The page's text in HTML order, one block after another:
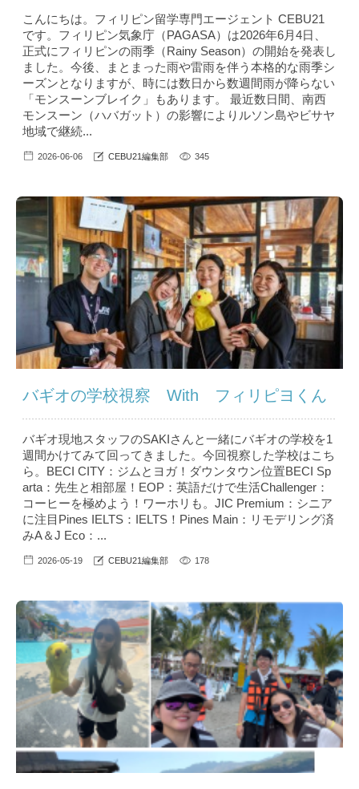
こんにちは。フィリピン留学専門エージェント CEBU21
です。フィリピン気象庁（PAGASA）は2026年6月4日、
正式にフィリピンの雨季（Rainy Season）の開始を発表し
ました。今後、まとまった雨や雷雨を伴う本格的な雨季シ
ーズンとなりますが、時には数日から数週間雨が降らない
「モンスーンブレイク」もあります。 最近数日間、南西
モンスーン（ハバガット）の影響によりルソン島やビサヤ
地域で継続...
2026-06-06 CEBU21編集部 345
バギオの学校視察 With フィリピヨくん
バギオ現地スタッフのSAKIさんと一緒にバギオの学校を1
週間かけてみて回ってきました。今回視察した学校はこち
ら。BECI CITY：ジムとヨガ！ダウンタウン位置BECI Sp
arta：先生と相部屋！EOP：英語だけで生活Challenger：
コーヒーを極めよう！ワーホリも。JIC Premium：シニア
に注目Pines IELTS：IELTS！Pines Main：リモデリング済
みA＆J Eco：...
2026-05-19 CEBU21編集部 178